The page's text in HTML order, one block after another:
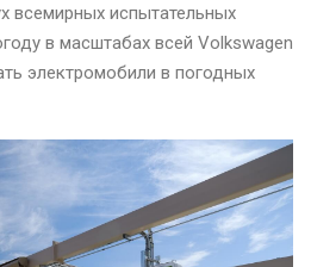
всемирных испытательных
в масштабах всей Volkswagen
электромобили в погодных